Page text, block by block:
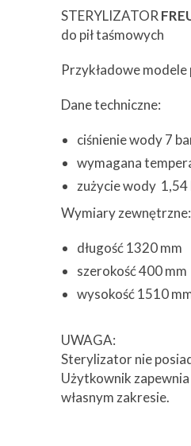
STERYLIZATOR
do pił taśmowych
Przykładowe modele
Dane techniczne:
ciśnienie wody 7
wymagana
zużycie wody 1,54
Wymiary zewnętrzne:
długość 1320 mm
szerokość 400 mm
wysokość 1510
UWAGA:
Sterylizator nie
Użytkownik
własnym zakresie.